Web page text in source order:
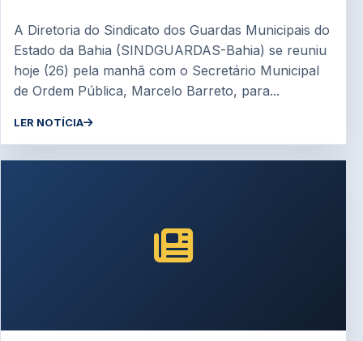
A Diretoria do Sindicato dos Guardas Municipais do
Estado da Bahia (SINDGUARDAS-Bahia) se reuniu
hoje (26) pela manhã com o Secretário Municipal
de Ordem Pública, Marcelo Barreto, para...
LER NOTÍCIA